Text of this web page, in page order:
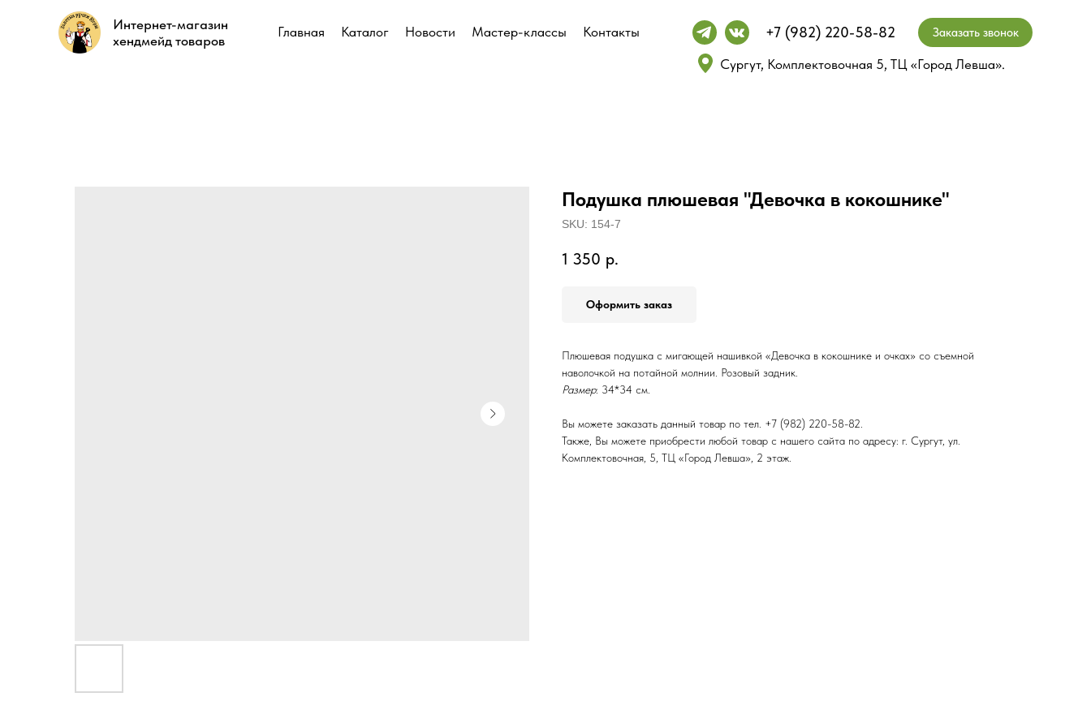
Интернет-магазин
хендмейд товаров
Главная Каталог Новости Мастер-классы Контакты +7 (982) 220-58-82 Заказать звонок
Сургут, Комплектовочная 5, ТЦ «Город Левша».
Интернет-магазин
хендмейд товаров
Главная Каталог Новости Мастер-классы Контакты +7 (982) 220-58-82 Заказать звонок
Сургут, Комплектовочная 5, ТЦ «Город Левша».
Подушка плюшевая "Девочка в кокошнике"
SKU: 154-7
1 350 р.
Оформить заказ
Плюшевая подушка с мигающей нашивкой «Девочка в кокошнике и очках» со съемной
наволочкой на потайной молнии. Розовый задник.
Размер: 34*34 см.
Вы можете заказать данный товар по тел. +7 (982) 220-58-82.
Также, Вы можете приобрести любой товар с нашего сайта по адресу: г. Сургут, ул.
Комплектовочная, 5, ТЦ «Город Левша», 2 этаж.